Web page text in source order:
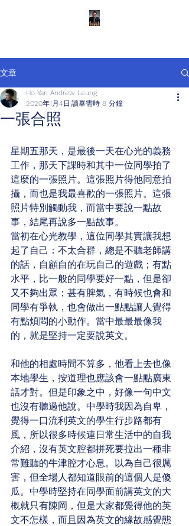
文章
一張合照
Ho Yan Andrew Leung
2020年1月4日 讀畢需時 8 分鐘
星期五那天，是最後一天在心光的義務
工作，那天下課時和其中一位同學拍了
這麼的一張照片。這張照片得他同意拍
攝，而也是我最喜歡的一張照片。這張
照片特別觸動我，而當中要說一點故
事，結尾再說多一點故事。
當初在心光教學，這位同學其實讓我想
起了自己：不太合群，總是不聽老師講
的話，自顧自的在玩自己的遊戲；有點
水平，比一般的同學要好一點，但是卻
又不夠出眾；甚有脾氣，有時候也會和
同學有爭執，也會做出一點點讓人覺得
有點煩悶的小動作。當中最最最像我
的，就是堅持一定要說英文。
和他的相處時間不算多，他看上去也像
本地學生，按道理也應該會一點點廣東
話才對。但是印象之中，好像一句中文
也沒有聽過他說。中學時我因為自卑，
覺得一口流利英文的學生行步路都有
風，所以很多時候連日常生活中的自我
介紹，沒有英文腔都拼死要拉出一種非
常難聽的牛津腔才心息。以為自己很厲
害，但全場人都知道眼前的這個人是傻
瓜。中學時堅持在同學面前講英文的大
概就只有陳岡，但是大家都覺得他的英
文不怎樣，而且因為英文的緣故感覺態